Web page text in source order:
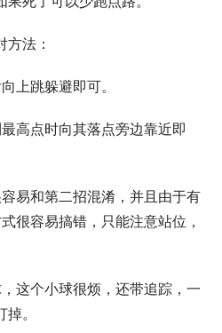
法：
上跳躲避即可。
高点时向其落点旁边靠近即
易和第二招混淆，并且由于有
很容易搞错，只能注意站位，
这个小球很烦，还带追踪，一
。